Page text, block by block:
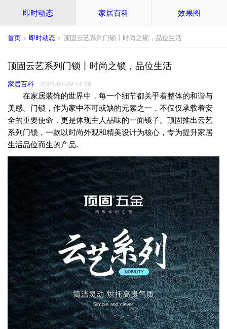
即时动态 家居百科 效果图
首页 > 即时动态 > 顶固云艺系列门锁丨时尚之锁，品位生活
顶固云艺系列门锁丨时尚之锁，品位生活
家居百科 2024-04-29 14:29
在家居装饰的世界中，每一个细节都关乎着整体的和谐与
美感。门锁，作为家中不可或缺的元素之一，不仅仅承载着安
全的重要使命，更是体现主人品味的一面镜子。顶固推出云艺
系列门锁，一款以时尚外观和精美设计为核心，专为提升家居
生活品位而生的产品。